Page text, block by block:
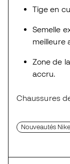
Tige en
Semelle
meilleure
Zone de
accru.
Chaussures
Nouveautés Nike